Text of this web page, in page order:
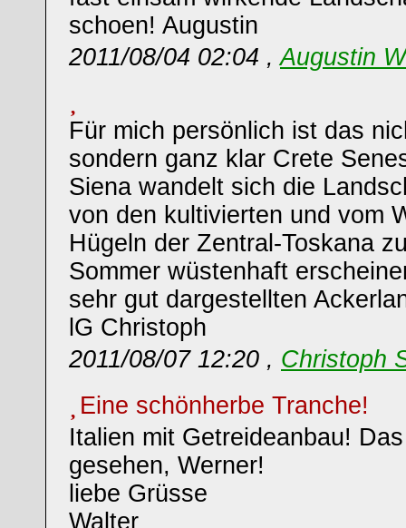
schoen! Augustin
2011/08/04 02:04 ,Augustin
Für mich persönlich ist das
sondern ganz klar Crete
Siena wandelt sich die
von den kultivierten und vom
Hügeln der Zentral-Toskana
Sommer wüstenhaft
sehr gut dargestellten
lG Christoph
2011/08/07 12:20 , Christoph
Eine schönherbe Tranche!
Italien mit Getreideanbau!
gesehen, Werner!
liebe Grüsse
Walter